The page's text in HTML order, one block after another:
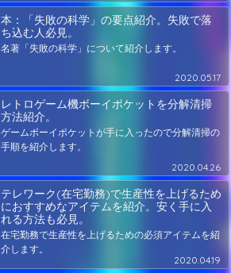
本：「失敗の科学」の要点紹介。失敗で落
ち込む人必見。
名著「失敗の科学」について紹介します。
2020.05.17
レトロゲーム機ボーイポケットを分解清掃
方法紹介。
ゲームボーイポケットが手に入ったので分解清掃の
手順を紹介します。
2020.04.26
テレワーク(在宅勤務)で生産性を上げるため
におすすめなアイテムを紹介。安く手に入
れる方法も必見。
在宅勤務で生産性を上げるための必須アイテムを紹
介します。
2020.04.19